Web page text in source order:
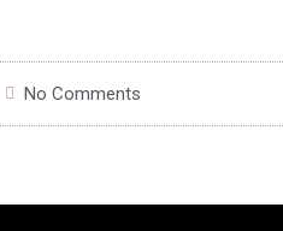
No Comments